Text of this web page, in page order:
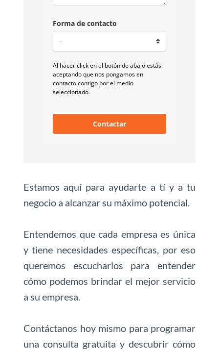
Forma de contacto
Al hacer click en el botón de abajo estás
aceptando que nos pongamos en
contacto contigo por el medio
seleccionado.
Contactar
Estamos aquí para ayudarte a tí y a tu
negocio a alcanzar su máximo potencial.
Entendemos que cada empresa es única
y tiene necesidades específicas, por eso
queremos escucharlos para entender
cómo podemos brindar el mejor servicio
a su empresa.
Contáctanos hoy mismo para programar
una consulta gratuita y descubrir cómo